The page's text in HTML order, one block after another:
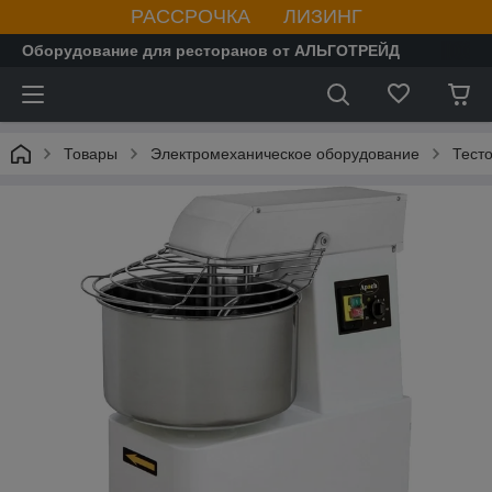
РАССРОЧКА ЛИЗИНГ
Оборудование для ресторанов от АЛЬГОТРЕЙД
Товары Электромеханическое оборудование